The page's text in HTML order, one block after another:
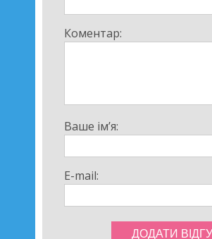
Коментар:
Ваше ім’я:
E-mail: